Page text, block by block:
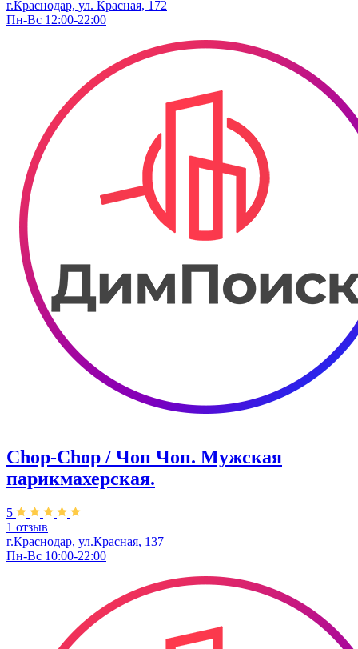
г.Краснодар, ул. ​Красная, 172
Пн-Вс 12:00-22:00
Chop-Chop / Чоп Чоп. ​Мужская
парикмахерская.
5
1 отзыв
г.Краснодар, ул.​Красная, 137
Пн-Вс 10:00-22:00